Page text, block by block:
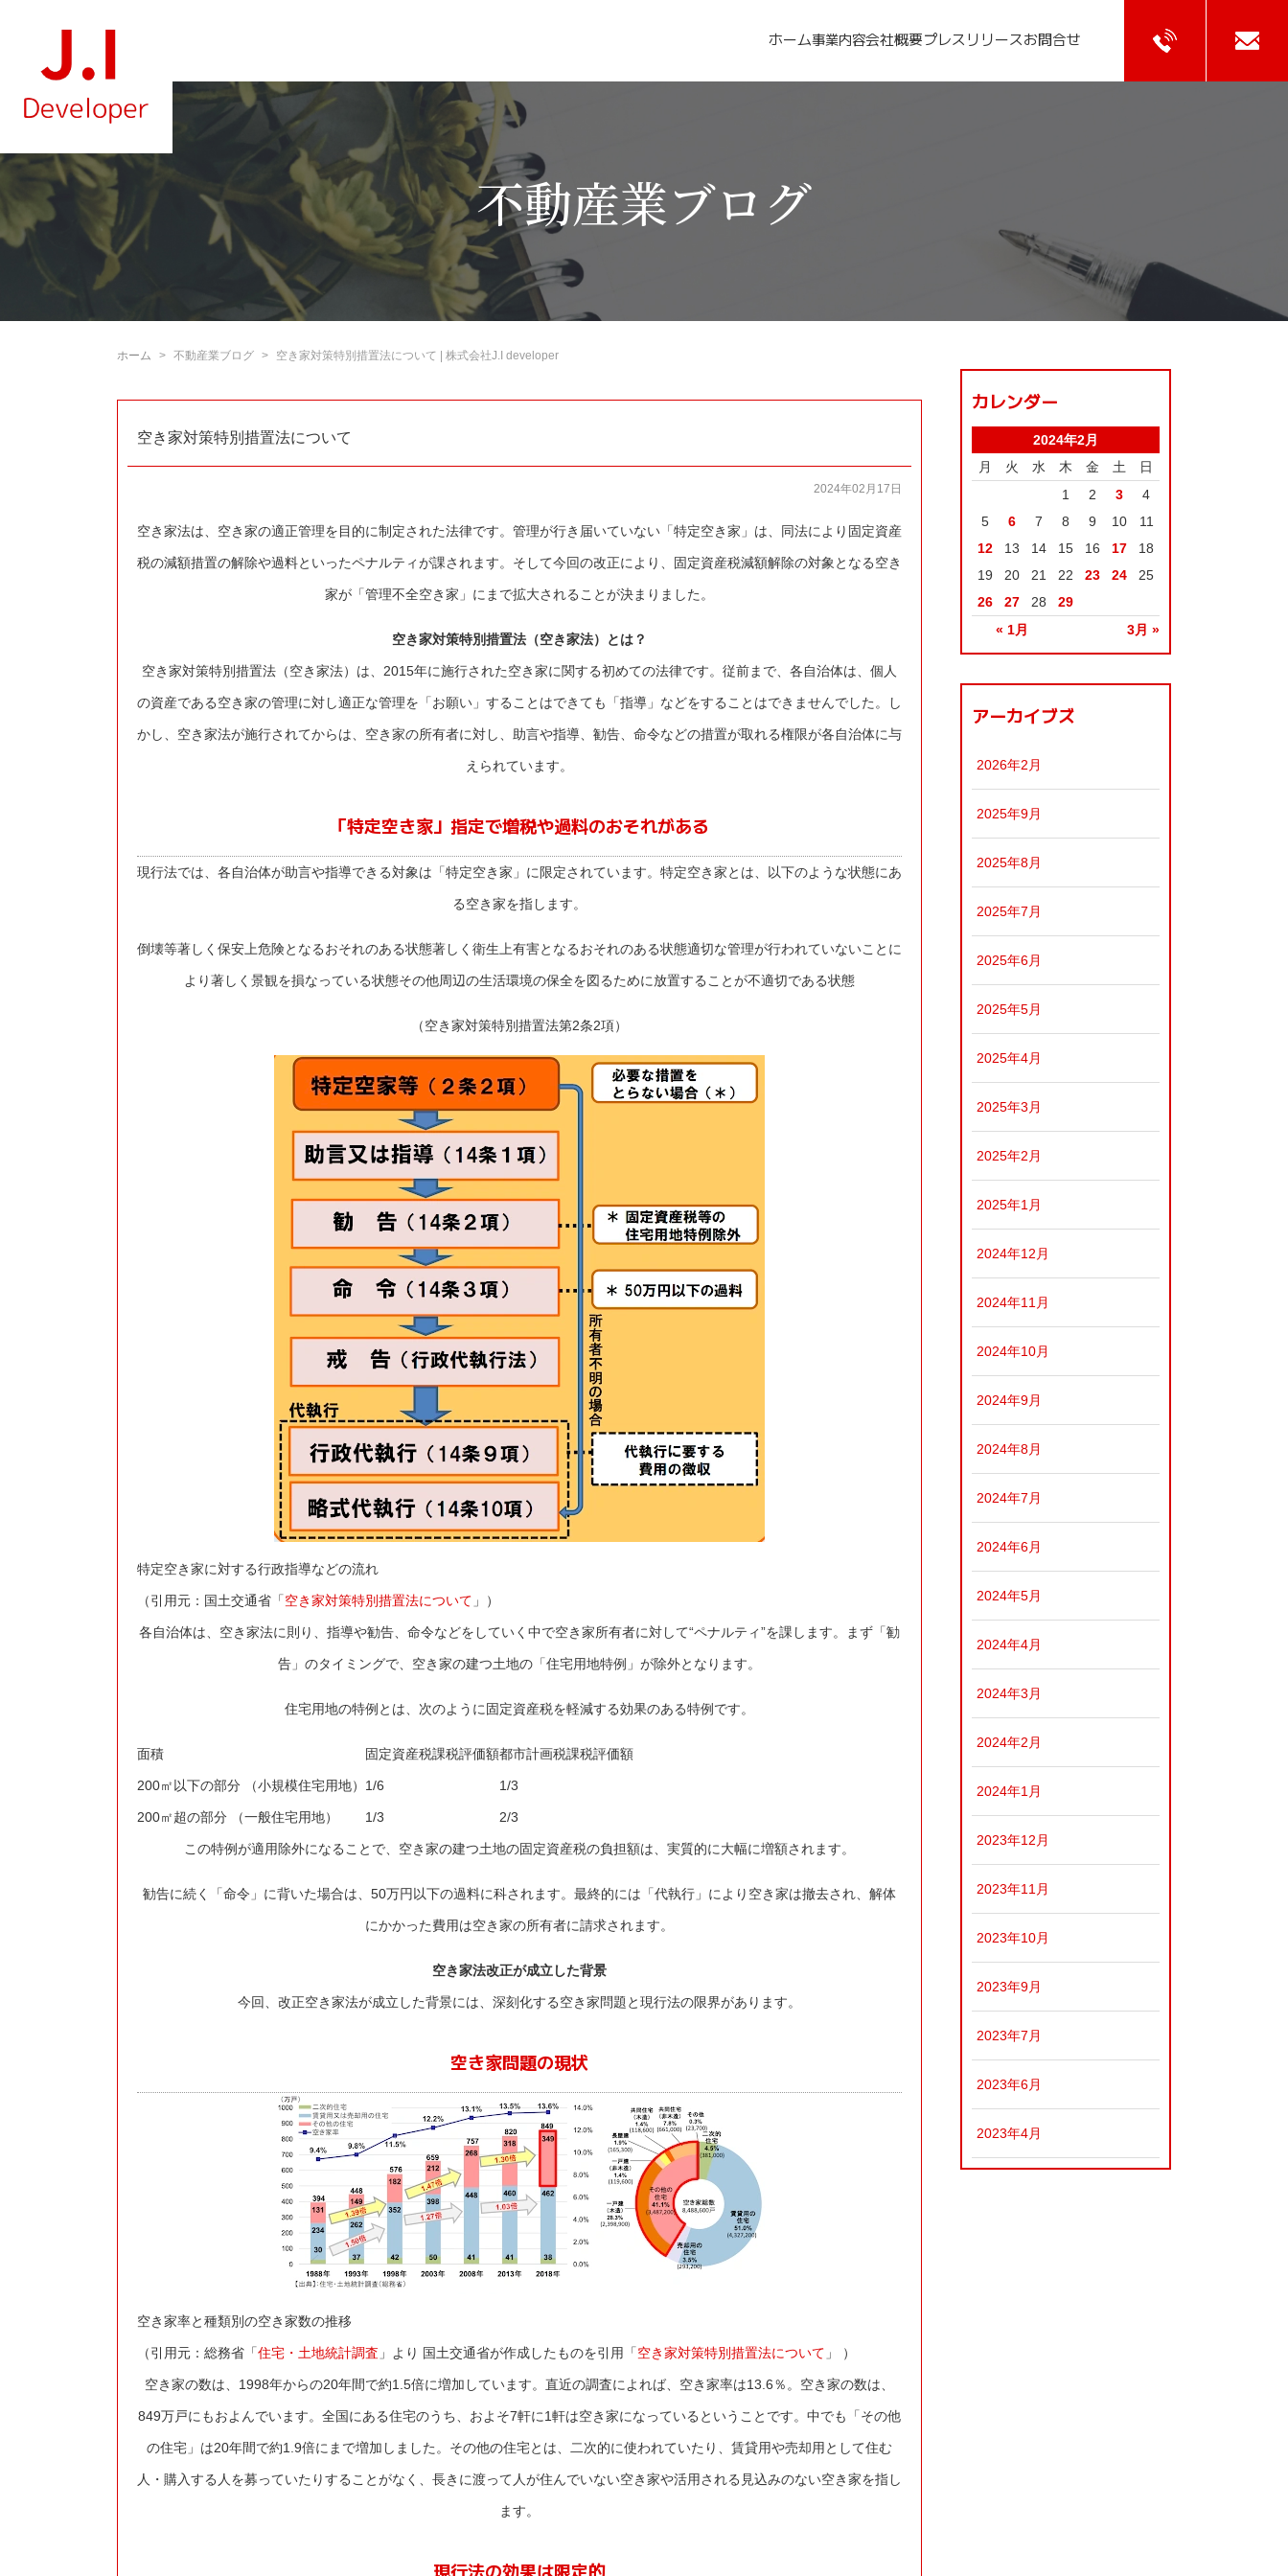
ホーム事業内容会社概要プレスリリースお問合せ
不動産業ブログ
ホーム 不動産業ブログ 空き家対策特別措置法について | 株式会社J.I developer
空き家対策特別措置法について
2024年02月17日
空き家法は、空き家の適正管理を目的に制定された法律です。 管理が行き届いていない「特定空き家」は、同法により固定資産
税の減額措置の解除や過料といったペナルティが課されます。そして今回の改正により、固定資産税減額解除の対象となる空き
家が「管理不全空き家」にまで拡大される ことが決まりました。
空き家対策特別措置法（空き家法）とは？
空き家対策特別措置法（空き家法）は、2015年に施行された空き家に関する初めての法律です。従前まで、各自治体は、個人
の資産である空き家の管理に対し適正な管理を「お願い」することはできても「指導」などをすることはできませんでした。し
かし、空き家法が施行されてからは、空き家の所有者に対し、助言や指導、勧告、命令などの措置が取れる権限が各自治体に与
えられています。
「特定空き家」指定で増税や過料のおそれがある
現行法では、各自治体が助言や指導できる対象は「特定空き家」に限定されています。特定空き家とは、以下のような状態にあ
る空き家を指します。
倒壊等著しく保安上危険となるおそれのある状態著しく衛生上有害となるおそれのある状態適切な管理が行われていないことに
より著しく景観を損なっている状態その他周辺の生活環境の保全を図るために放置することが不適切である状態
（空き家対策特別措置法第2条2項）
特定空き家に対する行政指導などの流れ
（引用元：国土交通省「空き家対策特別措置法について 」）
各自治体は、空き家法に則り、指導や勧告、命令などをしていく中で空き家所有者に対して“ペナルティ”を課します。まず「勧
告」のタイミングで、空き家の建つ土地の「住宅用地特例」が除外となります。
住宅用地の特例とは、次のように固定資産税を軽減する効果のある特例です。
面積 固定資産税課税評価額都市計画税課税評価額
200㎡以下の部分 （小規模住宅用地） 1/6 1/3
200㎡超の部分 （一般住宅用地） 1/3 2/3
この特例が適用除外になることで、空き家の建つ土地の固定資産税の負担額は、実質的に大幅に増額されます。
勧告に続く「命令」に背いた場合は、50万円以下の過料に科されます。最終的には「代執行」により空き家は撤去され、解体
にかかった費用は空き家の所有者に請求されます。
空き家法改正が成立した背景
今回、改正空き家法が成立した背景には、深刻化する空き家問題と現行法の限界があります。
空き家問題の現状
空き家率と種類別の空き家数の推移
（引用元：総務省「住宅・土地統計調査 」より 国土交通省が作成したものを引用「空き家対策特別措置法について 」 ）
空き家の数は、1998年からの20年間で約1.5倍に増加しています。直近の調査によれば、空き家率は13.6％。空き家の数は、
849万戸にもおよんでいます。全国にある住宅のうち、およそ7軒に1軒は空き家になっているということです。中でも「その他
の住宅」は20年間で約1.9倍にまで増加しました。その他の住宅とは、二次的に使われていたり、賃貸用や売却用として住む
人・購入する人を募っていたりすることがなく、長きに渡って人が住んでいない空き家や活用される見込みのない空き家を指し
ます。
現行法の効果は限定的
カレンダー
2024年2月
月
火 水 木 金 土 日
« 1月 3月 »
1 2 3
4
5
6 7 8 9 10
11
12
13 14 15 16 17
18
19
20 21 22 23 24
25
26
27 28 29
アーカイブズ
2026年2月
2025年9月
2025年8月
2025年7月
2025年6月
2025年5月
2025年4月
2025年3月
2025年2月
2025年1月
2024年12月
2024年11月
2024年10月
2024年9月
2024年8月
2024年7月
2024年6月
2024年5月
2024年4月
2024年3月
2024年2月
2024年1月
2023年12月
2023年11月
2023年10月
2023年9月
2023年7月
2023年6月
2023年4月